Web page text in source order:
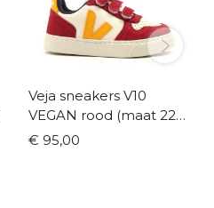
Veja sneakers V10
VEGAN rood (maat 22-
35)
€ 95,00